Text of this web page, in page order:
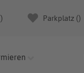
) Parkplatz ()